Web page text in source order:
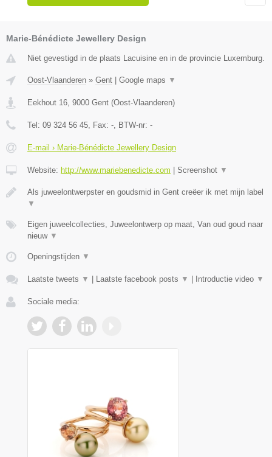
Marie-Bénédicte Jewellery Design
Niet gevestigd in de plaats Lacuisine en in de provincie Luxemburg.
Oost-Vlaanderen » Gent Google maps ▼
Eekhout 16, 9000 Gent (Oost-Vlaanderen)
Tel: 09 324 56 45, Fax: -, BTW-nr: -
E-mail › Marie-Bénédicte Jewellery Design
Website: http://www.mariebenedicte.com Screenshot ▼
Als juweelontwerpster en goudsmid in Gent creëer ik met mijn label
▼
Eigen juweelcollecties, Juweelontwerp op maat, Van oud goud naar
nieuw ▼
Openingstijden ▼
Laatste tweets ▼ Laatste facebook posts ▼ Introductie video ▼
Sociale media: